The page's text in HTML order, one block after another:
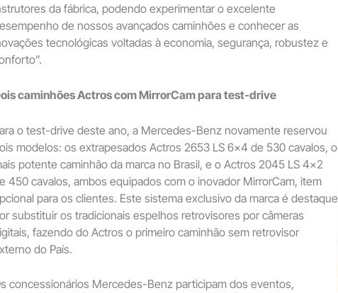
da fábrica, podendo experimentar o excelente
de nossos avançados caminhões e conhecer as
tecnológicas voltadas à economia, segurança, robustez e
caminhões Actros com MirrorCam para test-drive
o test-drive deste ano, a Mercedes-Benz novamente reservou
modelos: os extrapesados Actros 2653 LS 6×4 de 530 cavalos, o
potente caminhão da marca no Brasil, e o Actros 2045 LS 4×2
450 cavalos, ambos equipados com o inovador MirrorCam, item
para os clientes. Este sistema exclusivo da marca é destaque
substituir os tradicionais espelhos retrovisores por câmeras
fazendo do Actros o primeiro caminhão sem retrovisor
do País.
concessionários Mercedes-Benz participam dos eventos,